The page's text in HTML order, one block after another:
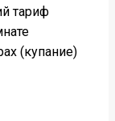
тариф
(купание)